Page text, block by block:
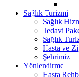
Sağlık Turizmi
Sağlık
Tedavi
Sağlık
Hasta ve
Şehrimiz
Yönlendirme
Hasta